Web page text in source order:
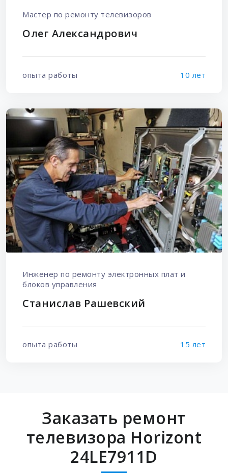
Мастер по ремонту телевизоров
Олег Александрович
опыта работы 10 лет
Инженер по ремонту электронных плат и
блоков управления
Станислав Рашевский
опыта работы 15 лет
Заказать ремонт
телевизора Horizont
24LE7911D